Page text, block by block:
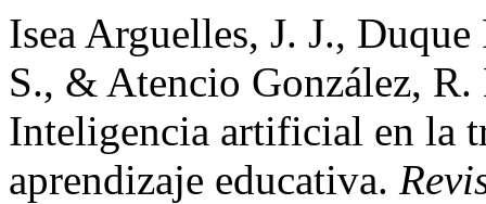
Isea Arguelles, J. J.,
S., & Atencio González,
Inteligencia artificial en la
aprendizaje educativa.